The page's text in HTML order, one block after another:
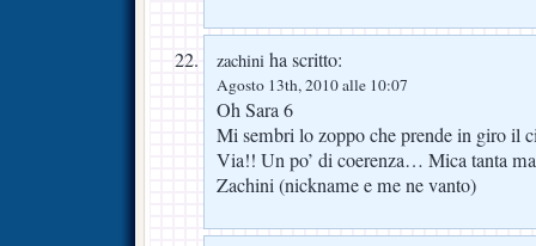
zachini ha scritto:
Agosto 13th, 2010 alle 10:07
Oh Sara 6
Mi sembri lo zoppo che prende in giro il
Via!! Un po’ di coerenza… Mica tanta
Zachini (nickname e me ne vanto)